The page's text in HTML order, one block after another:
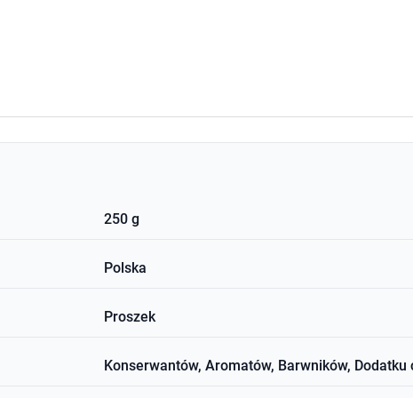
250 g
Polska
Proszek
Konserwantów, Aromatów, Barwników, Dodatku